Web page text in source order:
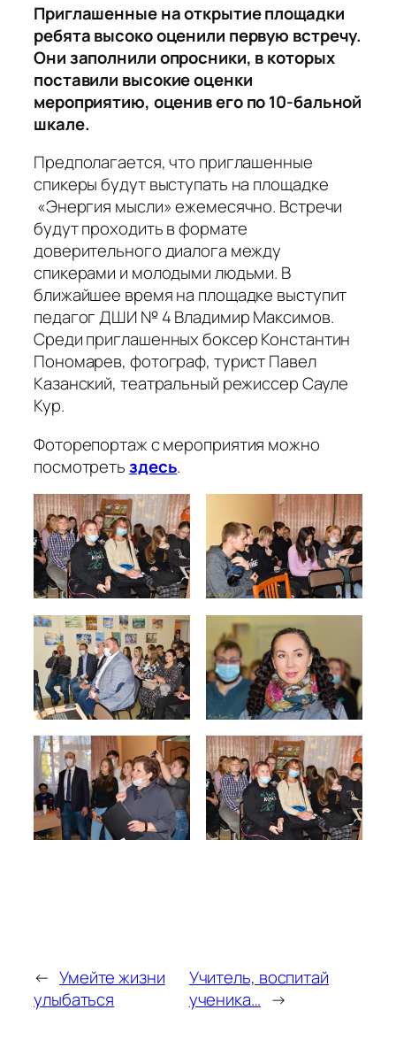
Приглашенные на открытие площадки
ребята высоко оценили первую встречу.
Они заполнили опросники, в которых
поставили высокие оценки
мероприятию, оценив его по 10-бальной
шкале.
Предполагается, что приглашенные
спикеры будут выступать на площадке
«Энергия мысли» ежемесячно. Встречи
будут проходить в формате
доверительного диалога между
спикерами и молодыми людьми. В
ближайшее время на площадке выступит
педагог ДШИ № 4 Владимир Максимов.
Среди приглашенных боксер Константин
Пономарев, фотограф, турист Павел
Казанский, театральный режиссер Сауле
Кур.
Фоторепортаж с мероприятия можно
посмотретьздесь.
← Умейте жизни
улыбаться
Учитель, воспитай
ученика… →